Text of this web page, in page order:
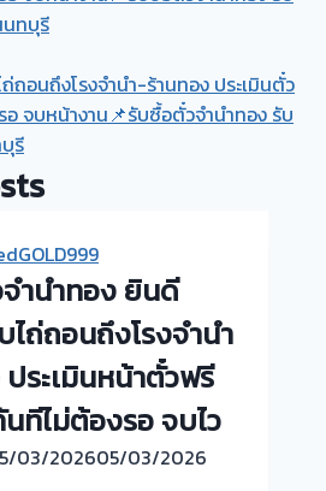
นทบุรี
ถอนถึงโรงจำนำ-ร้านทอง ประเมินตั๋ว
จบหน้างาน📌รับซื้อตั๋วจำนำทอง รับ
รี
ำนำทอง ยินดี
ไถ่ถอนถึงโรงจำนำ
ระเมินหน้าตั๋วฟรี
ทีไม่ต้องรอ จบไว
03/202605/03/2026